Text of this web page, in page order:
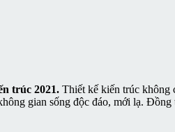
trúc 2021. Thiết kế kiến trúc không
gian sống độc đáo, mới lạ.